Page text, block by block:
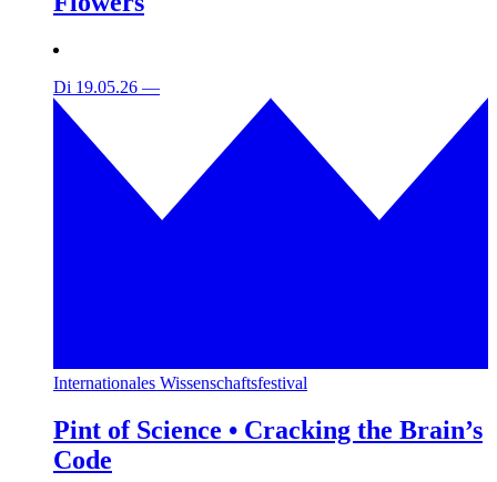
Di 19.05.26 —
Internationales Wissenschaftsfestival
Pint of Science • Cracking the Brain’s
Code